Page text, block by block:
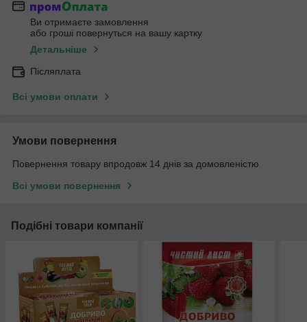
Ви отримаєте замовлення
або гроші повернуться на вашу картку
Детальніше
Післяплата
Всі умови оплати
Умови повернення
Повернення товару впродовж 14 днів за домовленістю
Всі умови повернення
Подібні товари компанії